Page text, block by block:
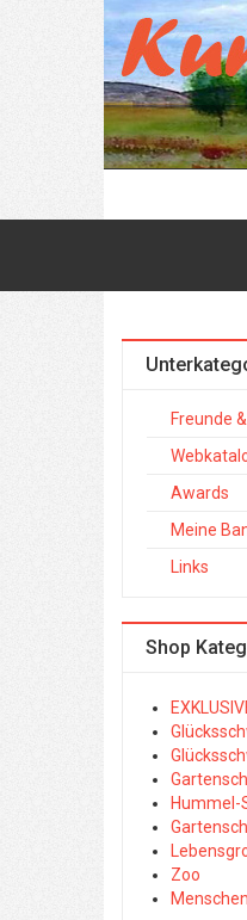
Freunde
Awards
Meine
Links
Shop
Hummel-
Zoo
Menschen